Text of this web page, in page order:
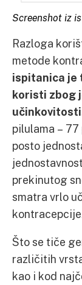
Screenshot iz
Razloga
metode
ispitanica je
koristi zbog
pilulama –
posto
prekinutog
smatra vrlo
Što se tiče
različitih
kao i kod